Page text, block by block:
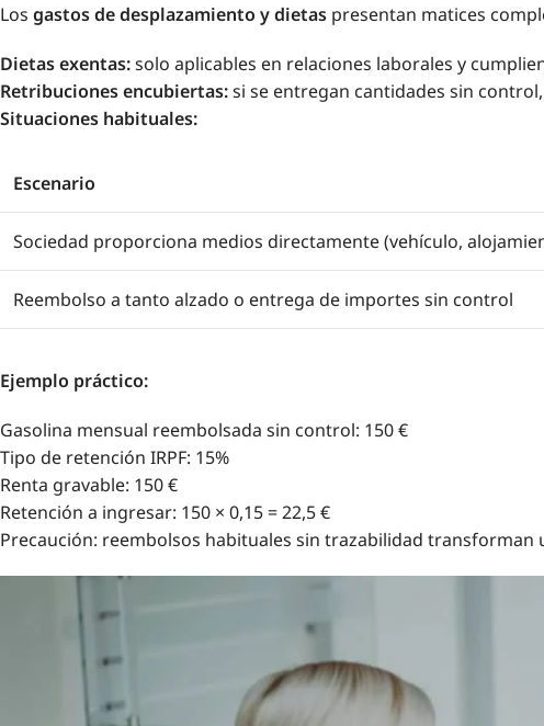
Los gastos de desplazamiento y dietas presentan matices
Dietas exentas:solo aplicables en relaciones laborales y
Retribuciones encubiertas:si se entregan cantidades sin
Situaciones habituales:
Escenario
Sociedad proporciona medios directamente (vehículo,
Reembolso a tanto alzado o entrega de importes sin control
Ejemplo práctico:
Gasolina mensual reembolsada sin control: 150 €
Tipo de retención IRPF: 15%
Renta gravable: 150 €
Retención a ingresar: 150 × 0,15 = 22,5 €
Precaución: reembolsos habituales sin trazabilidad